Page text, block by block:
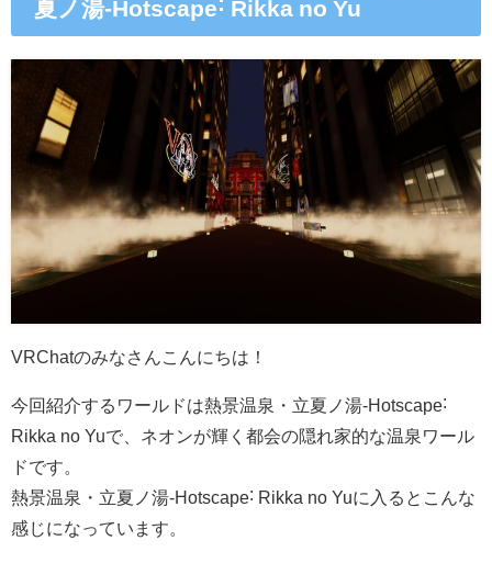
夏ノ湯-Hotscape˸ Rikka no Yu
VRChatのみなさんこんにちは！
今回紹介するワールドは熱景温泉・立夏ノ湯-Hotscape˸
Rikka no Yuで、ネオンが輝く都会の隠れ家的な温泉ワール
ドです。
熱景温泉・立夏ノ湯-Hotscape˸ Rikka no Yuに入るとこんな
感じになっています。